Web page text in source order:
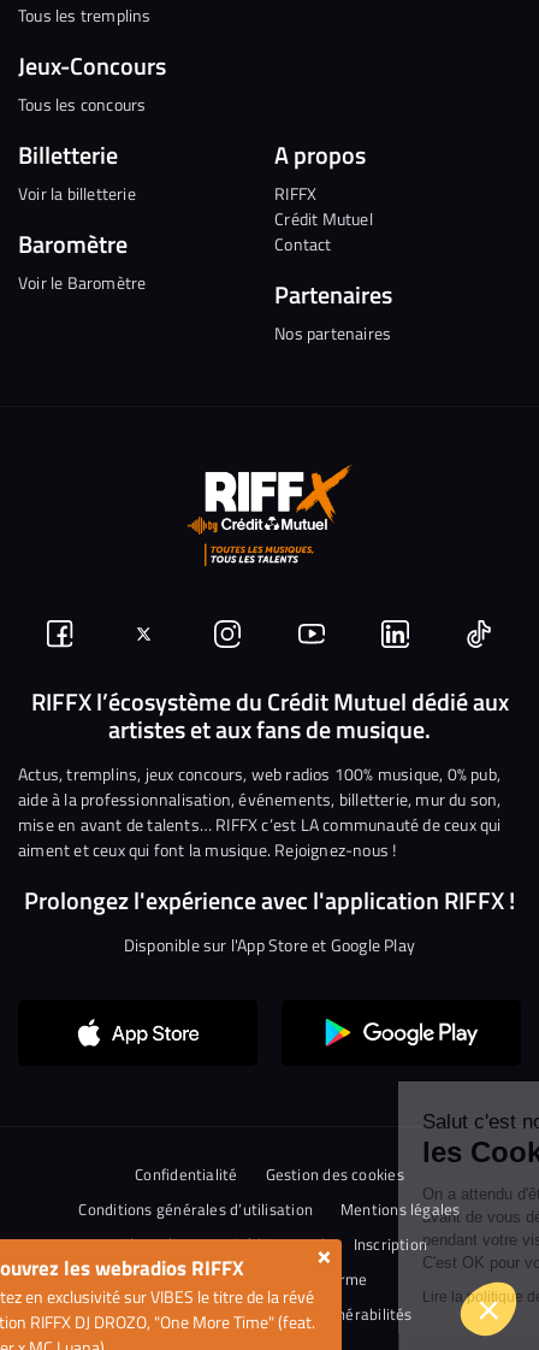
Continuer sans accepter
On a attendu d'être sûrs que le contenu de
déranger, mais on aimerait bien vous accompagner pendant votre
visite...
C'est OK pour vous ?
Lire la politique de confidentialité
Tous les tremplins
Jeux-Concours
Tous les concours
Billetterie
Voir la billetterie
Baromètre
Voir le Baromètre
A propos
RIFFX
Crédit Mutuel
Contact
Partenaires
Nos partenaires
Suivez-
nous
Facebook
Suivez-
nous
sur
Twitter
Nous
rejoindre
sur
Instagram
Nous
rejoindre
sur
YouTube
Nous
rejoindre
sur
Linkedin
Nous
RIFFX l’écosystème du Crédit Mutuel dédié aux
artistes et aux fans de musique.
Actus, tremplins, jeux concours, web radios 100% musique, 0% pub,
aide à la professionnalisation, événements, billetterie, mur du son,
mise en avant de talents… RIFFX c’est LA communauté de ceux qui
aiment et ceux qui font la musique. Rejoignez-nous !
Prolongez l'expérience avec l'application RIFFX !
Disponible sur l'App Store et Google Play
Confidentialité
Gestion des cookies
Conditions générales d’utilisation
Mentions légales
Aide en ligne
Crédit Mutuel
Inscription
Accessibilité : non conforme
Politique de divulgation de vulnérabilités
×
les webradios RIFFX
en exclusivité sur VIBES le titre de la révé
RIFFX DJ DROZO, "One More Time" (feat.